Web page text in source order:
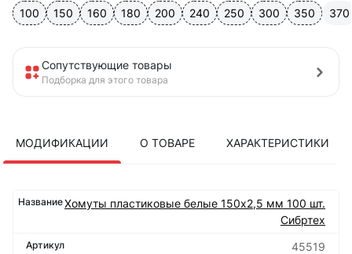
100 150 160 180 200 240 250 300 350 370
Сопутствующие товары
Подборка для этого товара
МОДИФИКАЦИИ О ТОВАРЕ ХАРАКТЕРИСТИКИ
Хомуты пластиковые белые 150х2,5 мм 100 шт.
Сибртех
45519